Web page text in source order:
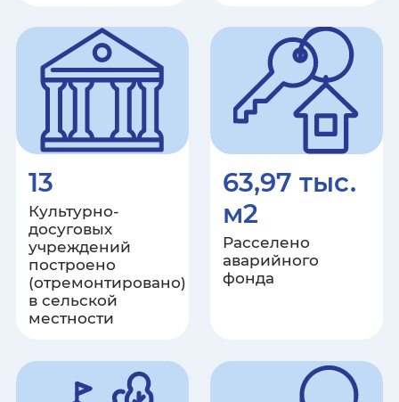
Тульская область
Республика Тыва
Тюменская область
Удмуртская Республика
Ульяновская область
Хабаровский край
Республика Хакасия
Ханты-Мансийский автономный
округ – Югра
13
Культурно-
досуговых
учреждений
построено
(отремонтировано)
в сельской
местности
63,97 тыс.
м2
Расселено
аварийного
фонда